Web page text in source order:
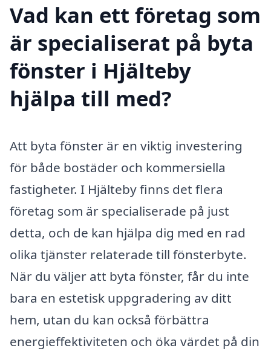
Vad kan ett företag som
är specialiserat på byta
fönster i Hjälteby
hjälpa till med?
Att byta fönster är en viktig investering
för både bostäder och kommersiella
fastigheter. I Hjälteby finns det flera
företag som är specialiserade på just
detta, och de kan hjälpa dig med en rad
olika tjänster relaterade till fönsterbyte.
När du väljer att byta fönster, får du inte
bara en estetisk uppgradering av ditt
hem, utan du kan också förbättra
energieffektiviteten och öka värdet på din